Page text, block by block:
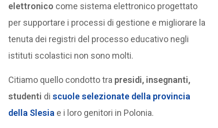
elettronico come sistema elettronico progettato
per supportare i processi di gestione e migliorare la
tenuta dei registri del processo educativo negli
istituti scolastici non sono molti.
Citiamo quello condotto tra presidi, insegnanti,
studenti discuole selezionate della provincia
della Slesia e i loro genitori in Polonia.